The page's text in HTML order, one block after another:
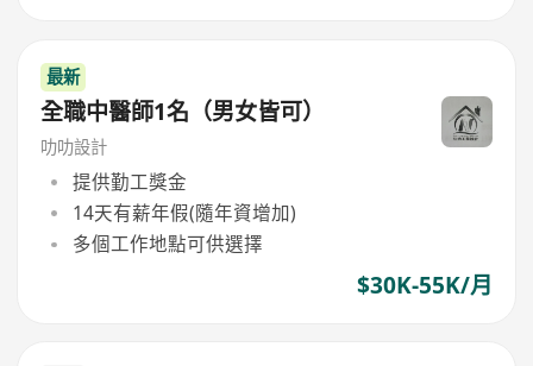
最新
全職中醫師1名（男女皆可）
叻叻設計
提供勤工獎金
14天有薪年假(隨年資增加)
多個工作地點可供選擇
$30K-55K/月